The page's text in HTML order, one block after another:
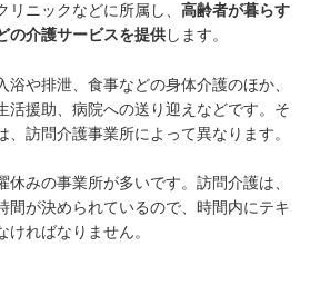
ニックなどに所属し、 高齢者が暮らす
の介護サービスを提供します。
や排泄、食事などの身体介護のほか、
活援助、病院への送り迎えなどです。そ
訪問介護事業所によって異なります。
みの事業所が多いです。訪問介護は、
間が決められているので、時間内にテキ
ればなりません。